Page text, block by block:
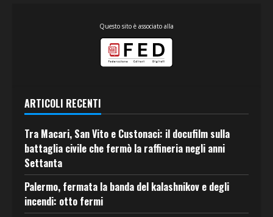
Questo sito è associato alla
ARTICOLI RECENTI
Tra Macari, San Vito e Custonaci: il docufilm sulla
battaglia civile che fermò la raffineria negli anni
Settanta
Palermo, fermata la banda del kalashnikov e degli
incendi: otto fermi